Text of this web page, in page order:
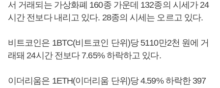
서 거래되는 가상화폐 160종 가운데 132종의 시세가 24
시간 전보다 내리고 있다. 28종의 시세는 오르고 있다.
비트코인은 1BTC(비트코인 단위)당 5110만2천 원에 거
래돼 24시간 전보다 7.65% 하락하고 있다.
이더리움은 1ETH(이더리움 단위)당 4.59% 하락한 397